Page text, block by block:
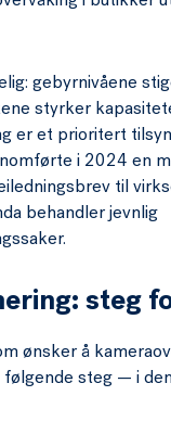
gebyrnivåene
styrker
er et prioritert
i 2024 en
til
behandler jevnlig
steg
ønsker å
steg — i